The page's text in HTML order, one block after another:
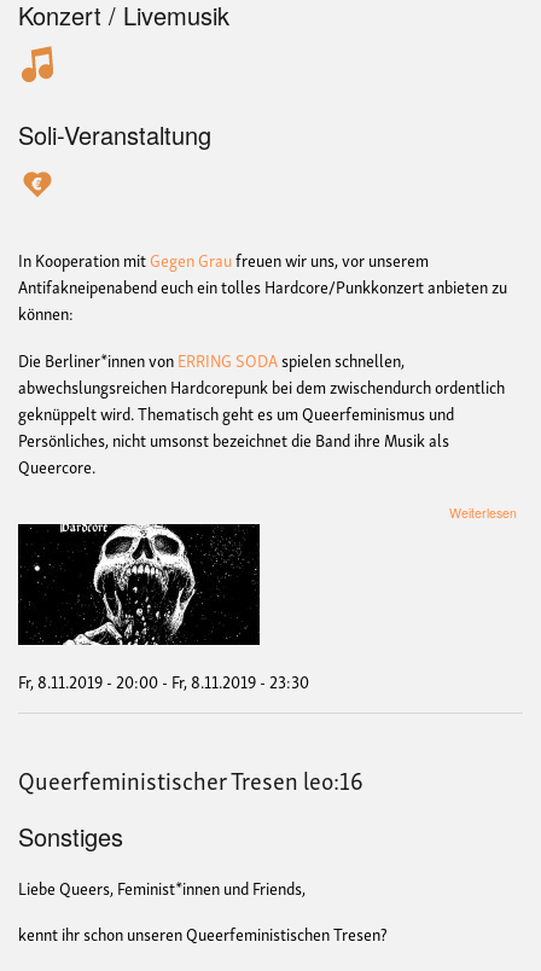
Konzert / Livemusik
Soli-Veranstaltung
In Kooperation mitGegen Graufreuen wir uns, vor unserem
Antifakneipenabend euch ein tolles Hardcore/Punkkonzert anbieten zu
können:
Die Berliner*innen vonERRING SODAspielen schnellen,
abwechslungsreichen Hardcorepunk bei dem zwischendurch ordentlich
geknüppelt wird. Thematisch geht es um Queerfeminismus und
Persönliches, nicht umsonst bezeichnet die Band ihre Musik als
Queercore.
Weiterlesen
Fr, 8.11.2019 - 20:00- Fr, 8.11.2019 - 23:30
Queerfeministischer Tresen leo:16
Sonstiges
Liebe Queers, Feminist*innen und Friends,
kennt ihr schon unseren Queerfeministischen Tresen?